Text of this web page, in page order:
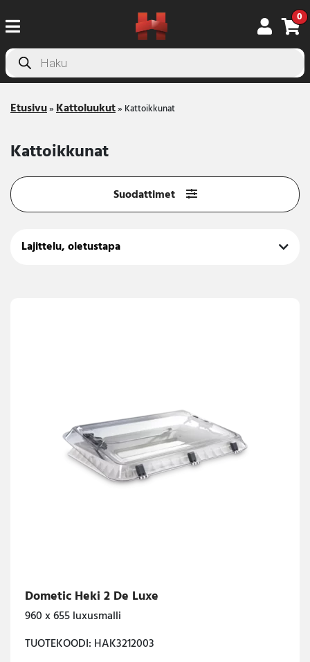
0
Products
search
Etusivu»Kattoluukut» Kattoikkunat
Kattoikkunat
Suodattimet
Dometic Heki 2 De Luxe
960 x 655 luxusmalli
TUOTEKOODI: HAK3212003